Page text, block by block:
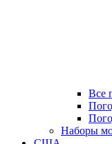
Все
Наборы